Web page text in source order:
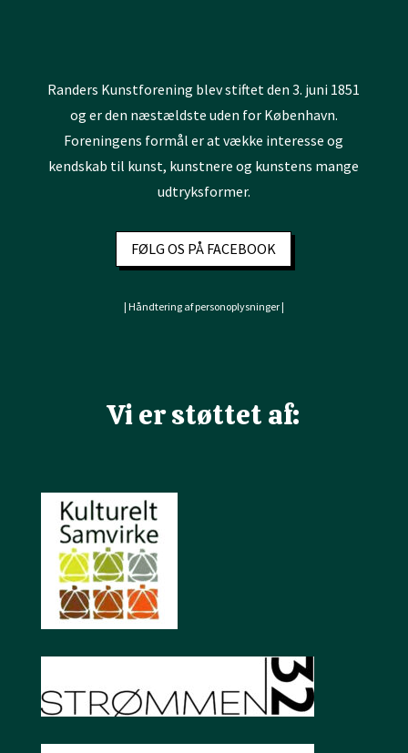
Randers Kunstforening blev stiftet den 3. juni 1851
og er den næstældste uden for København.
Foreningens formål er at vække interesse og
kendskab til kunst, kunstnere og kunstens mange
udtryksformer.
FØLG OS PÅ FACEBOOK
| Håndtering af personoplysninger |
Vi er støttet af: